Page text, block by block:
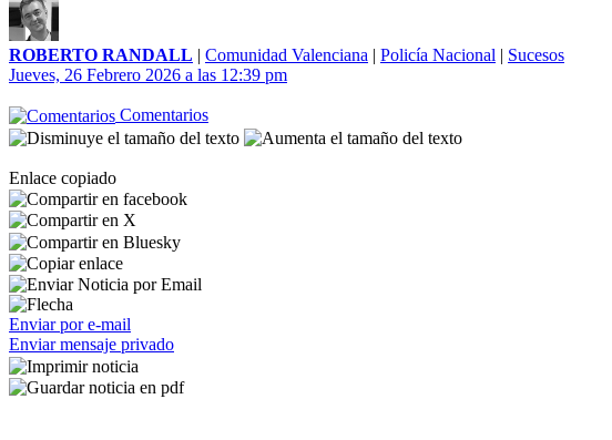
ROBERTO RANDALL | Comunidad Valenciana | Policía Nacional | Sucesos
Jueves, 26 Febrero 2026 a las 12:39 pm
Comentarios
Enlace copiado
Enviar por e-mail
Enviar mensaje privado